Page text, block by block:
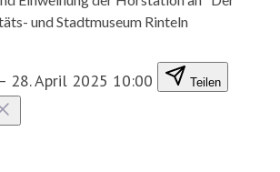
und Stadtmuseum Rinteln
28. April 2025 10:00 Teilen